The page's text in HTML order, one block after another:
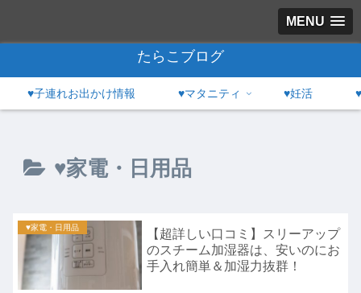
MENU
たらこブログ
♥子連れお出かけ情報 ♥マタニティ ♥妊活
♥家電・日用品
♥家電・日用品
【超詳しい口コミ】スリーアップ
のスチーム加湿器は、安いのにお
手入れ簡単＆加湿力抜群！